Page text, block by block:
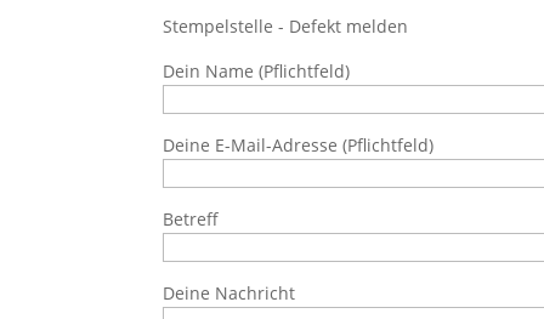
Stempelstelle - Defekt melden
Dein Name (Pflichtfeld)
Deine E-Mail-Adresse (Pflichtfeld)
Betreff
Deine Nachricht